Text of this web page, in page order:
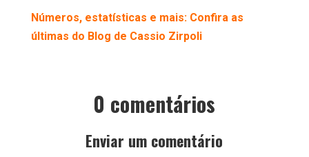
Números, estatísticas e mais: Confira as
últimas do Blog de Cassio Zirpoli
0 comentários
Enviar um comentário